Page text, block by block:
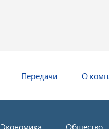
Передачи О
Экономика Общество